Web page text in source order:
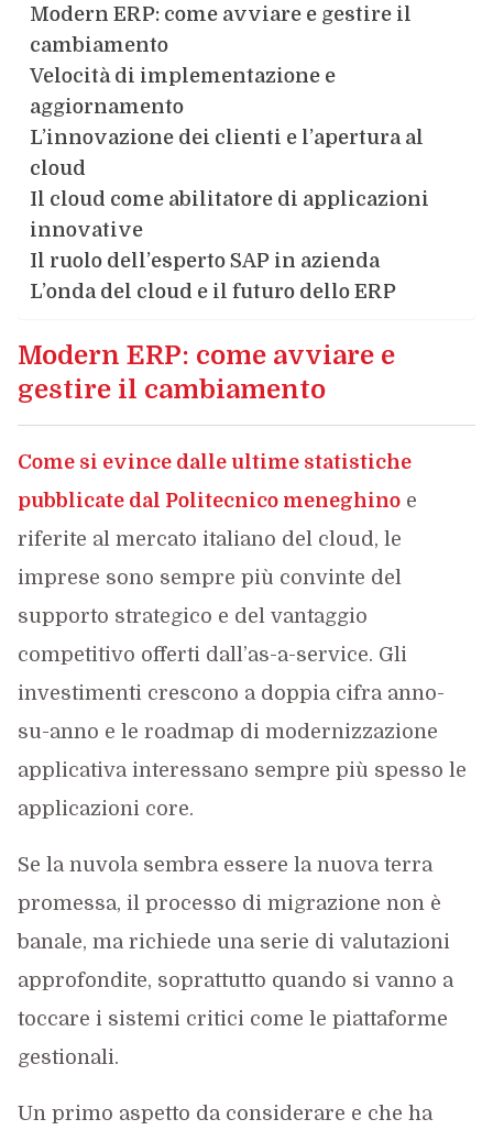
Modern ERP: come avviare e gestire il
cambiamento
Velocità di implementazione e
aggiornamento
L’innovazione dei clienti e l’apertura al
cloud
Il cloud come abilitatore di applicazioni
innovative
Il ruolo dell’esperto SAP in azienda
L’onda del cloud e il futuro dello ERP
Modern ERP: come avviare e
gestire il cambiamento
Come si evince dalle ultime statistiche
pubblicate dal Politecnico meneghinoe
riferite al mercato italiano del cloud, le
imprese sono sempre più convinte del
supporto strategico e del vantaggio
competitivo offerti dall’as-a-service. Gli
investimenti crescono a doppia cifra anno-
su-anno e le roadmap di modernizzazione
applicativa interessano sempre più spesso le
applicazioni core.
Se la nuvola sembra essere la nuova terra
promessa, il processo di migrazione non è
banale, ma richiede una serie di valutazioni
approfondite, soprattutto quando si vanno a
toccare i sistemi critici come le piattaforme
gestionali.
Un primo aspetto da considerare e che ha